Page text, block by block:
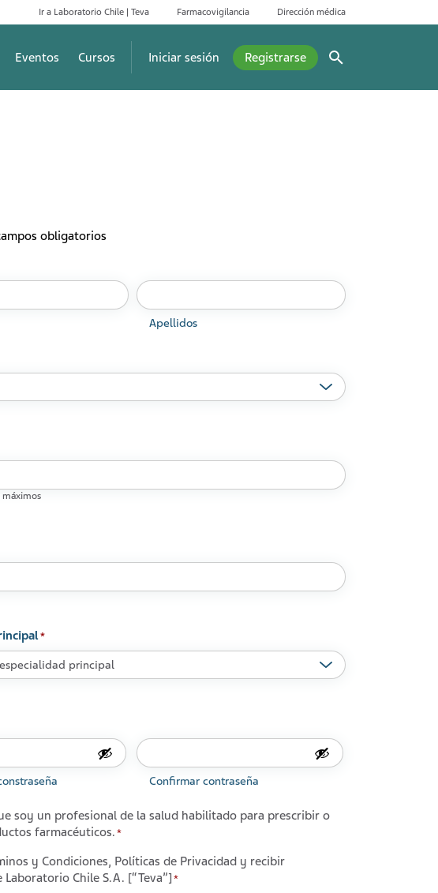
Ir a Laboratorio Chile | Teva Farmacovigilancia Dirección médica
Eventos Cursos Iniciar sesión Registrarse
obligatorios
Apellidos
*
Confirmar contraseña
soy un profesional de la salud habilitado para prescribir o
farmacéuticos.*
y Condiciones, Políticas de Privacidad y recibir
Chile S.A. [“Teva”]*